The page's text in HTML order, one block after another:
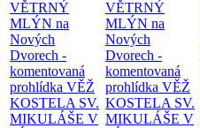
VĚTRNÝ
MLÝN na
Nových
Dvorech -
komentovaná
prohlídka VĚŽ
KOSTELA SV.
MIKULÁŠE V
VĚTRNÝ
MLÝN na
Nových
Dvorech -
komentovaná
prohlídka VĚŽ
KOSTELA SV.
MIKULÁŠE V